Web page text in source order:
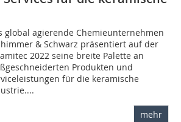
global agierende Chemieunternehmen
& Schwarz präsentiert auf der
2022 seine breite Palette an
Produkten und
für die keramische
mehr